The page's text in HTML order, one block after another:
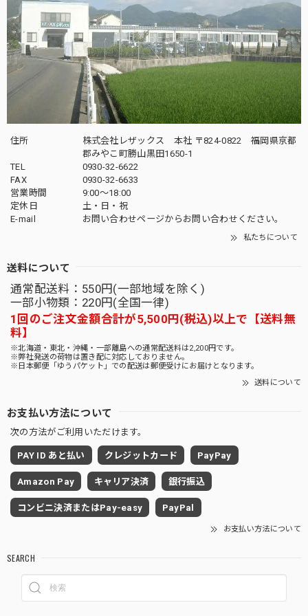
住所
株式会社レザックス 本社 〒824-0822 福岡県京都
郡みやこ町勝山黒田1650-1
TEL
0930-32-6622
FAX
0930-32-6633
営業時間
9:00〜18:00
定休日
土・日・祝
E-mail
お問い合わせページからお問い合わせください。
私たちについて
送料について
通常配送料：550円(一部地域を除く)
一部小物類：220円(全国一律)
1回のご注文金額合計が5,500円(税込)以上で【送料無
料】
※北海道・東北・沖縄・一部離島への通常配送料は2,200円です。
※弊社発送の荷物は置き配に対応しておりません。
※日本郵便「ゆうパケット」での配送は郵便受けにお届けとなります。
送料について
お支払い方法について
次の方法がご利用いただけます。
PAY ID あと払い クレジットカード PayPay
Amazon Pay キャリア決済 銀行振込
コンビニ決済またはPay-easy PayPal
お支払い方法について
SEARCH